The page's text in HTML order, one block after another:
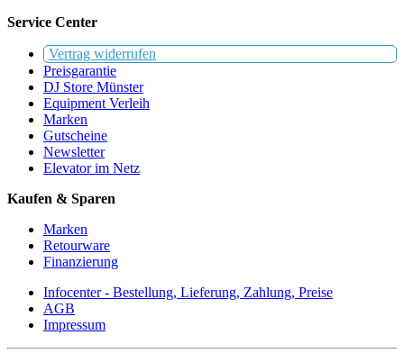
Service Center
Vertrag widerrufen
Preisgarantie
DJ Store Münster
Equipment Verleih
Marken
Gutscheine
Newsletter
Elevator im Netz
Kaufen & Sparen
Marken
Retourware
Finanzierung
Infocenter - Bestellung, Lieferung, Zahlung, Preise
AGB
Impressum